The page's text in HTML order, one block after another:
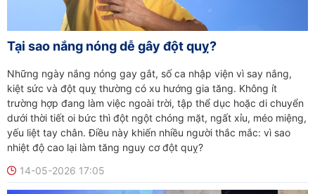
Tại sao nắng nóng dễ gây đột quỵ?
Những ngày nắng nóng gay gắt, số ca nhập viện vì say nắng,
kiệt sức và đột quỵ thường có xu hướng gia tăng. Không ít
trường hợp đang làm việc ngoài trời, tập thể dục hoặc di chuyển
dưới thời tiết oi bức thì đột ngột chóng mặt, ngất xỉu, méo miệng,
yếu liệt tay chân. Điều này khiến nhiều người thắc mắc: vì sao
nhiệt độ cao lại làm tăng nguy cơ đột quỵ?
14-05-2026 17:05